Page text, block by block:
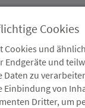
Cookies
Cookies und
Endgeräte und
Daten zu
Einbindung von
Dritter, um